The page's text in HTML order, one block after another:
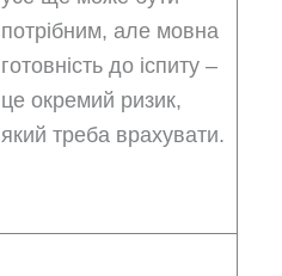
потрібним, але мовна
готовність до іспиту –
це окремий ризик,
який треба врахувати.